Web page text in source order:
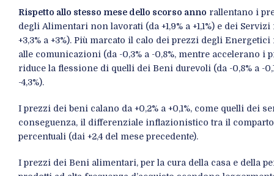
Rispetto allo stesso mese dello scorso anno rallentano i
degli Alimentari non lavorati (da +1,9% a +1,1%) e dei
+3,3% a +3%). Più marcato il calo dei prezzi degli
alle comunicazioni (da -0,3% a -0,8%, mentre accelerano i
riduce la flessione di quelli dei Beni durevoli (da -0,8% a -
-4,3%).
I prezzi dei beni calano da +0,2% a +0,1%, come quelli dei
conseguenza, il differenziale inflazionistico tra il
percentuali (dai +2,4 del mese precedente).
I prezzi dei Beni alimentari, per la cura della casa e della